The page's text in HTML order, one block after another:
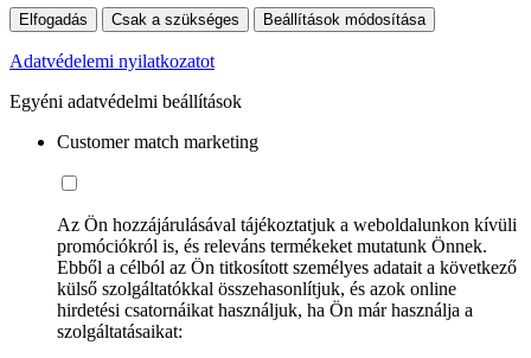
Elfogadás Csak a szükséges Beállítások módosítása
Adatvédelemi nyilatkozatot
Egyéni adatvédelmi beállítások
Customer match marketing
Az Ön hozzájárulásával tájékoztatjuk a weboldalunkon kívüli
promóciókról is, és releváns termékeket mutatunk Önnek.
Ebből a célból az Ön titkosított személyes adatait a következő
külső szolgáltatókkal összehasonlítjuk, és azok online
hirdetési csatornáikat használjuk, ha Ön már használja a
szolgáltatásaikat: